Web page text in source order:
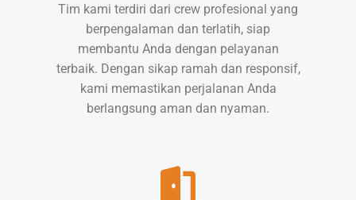
Tim kami terdiri dari crew profesional yang
berpengalaman dan terlatih, siap
membantu Anda dengan pelayanan
terbaik. Dengan sikap ramah dan responsif,
kami memastikan perjalanan Anda
berlangsung aman dan nyaman.